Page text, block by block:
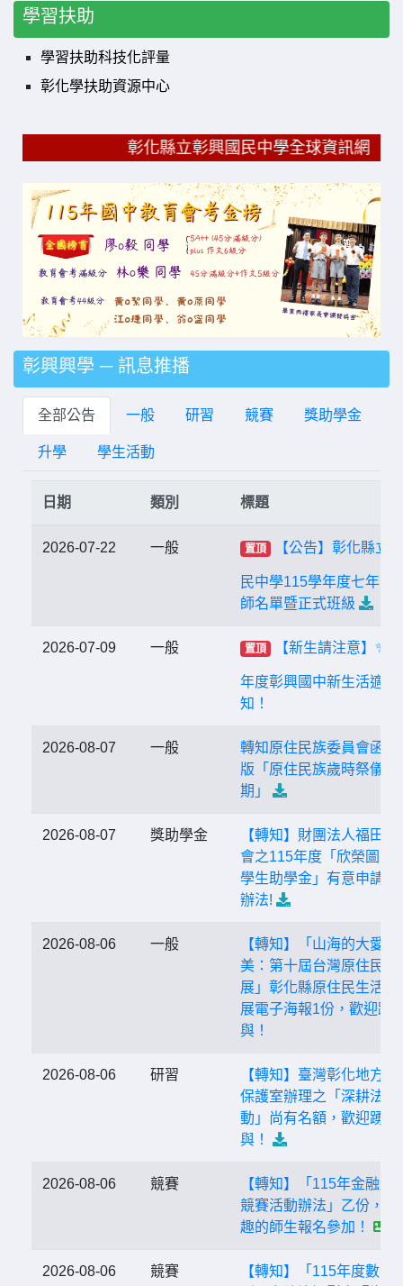
學習扶助
學習扶助科技化評量
彰化學扶助資源中心
彰化縣立彰興國民中學全球資訊網
彰興興學 ─ 訊息推播
全部公告 一般 研習 競賽 獎助學金
升學 學生活動
日期 類別 標題
2026-07-22 一般 置頂 【公告】彰化縣立
民中學115學年度七年級
師名單暨正式班級
2026-07-09 一般 置頂 【新生請注意】
年度彰興國中新生活適應
知！
2026-08-07 一般
轉知原住民族委員會函送
版「原住民族歲時祭儀放
期」
2026-08-07 獎助學金
【轉知】財團法人福田
會之115年度「欣榮圖書
學生助學金」有意申請者
辦法!
2026-08-06 一般
【轉知】「山海的大愛
美：第十屆台灣原住民海
展」彰化縣原住民生活館
展電子海報1份，歡迎踴
與！
2026-08-06 研習
【轉知】臺灣彰化地方
保護室辦理之「深耕法治
動」尚有名額，歡迎踴躍
與！
2026-08-06 競賽
【轉知】「115年金融知
競賽活動辦法」乙份，歡
趣的師生報名參加！
2026-08-06 競賽
【轉知】「115年度數位/